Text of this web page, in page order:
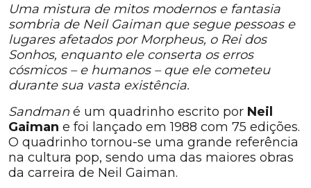
Uma mistura de mitos modernos e fantasia
sombria de Neil Gaiman que segue pessoas e
lugares afetados por Morpheus, o Rei dos
Sonhos, enquanto ele conserta os erros
cósmicos – e humanos – que ele cometeu
durante sua vasta existência.
Sandman é um quadrinho escrito por Neil
Gaiman e foi lançado em 1988 com 75 edições.
O quadrinho tornou-se uma grande referência
na cultura pop, sendo uma das maiores obras
da carreira de Neil Gaiman.